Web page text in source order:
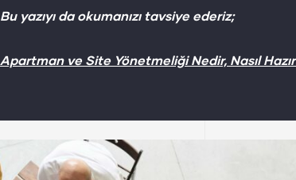
Bu yazıyı da okumanızı tavsiye ederiz;
Apartman ve Site Yönetmeliği Nedir, Nasıl